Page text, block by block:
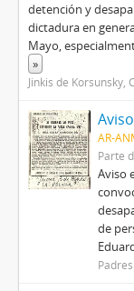
detención y
dictadura en
Mayo,
»
Jinkis de Korsunsky,
AR-
Parte
Aviso
de